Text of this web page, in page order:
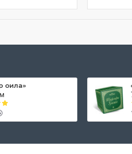
оила»